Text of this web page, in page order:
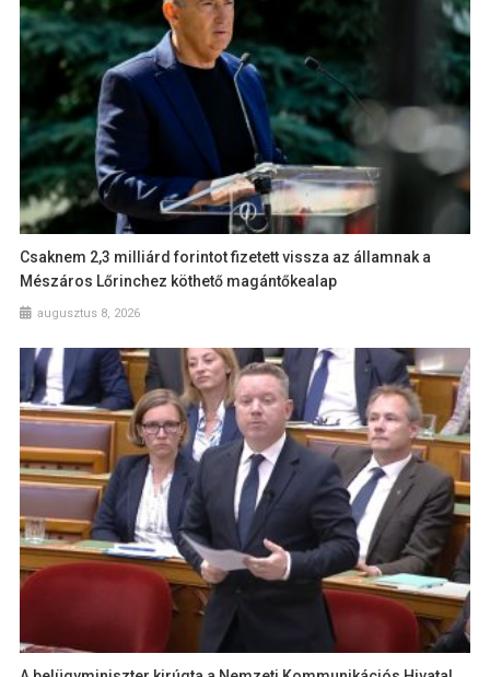
Csaknem 2,3 milliárd forintot fizetett vissza az államnak a
Mészáros Lőrinchez köthető magántőkealap
augusztus 8, 2026